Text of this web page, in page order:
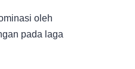
oleh
pada laga